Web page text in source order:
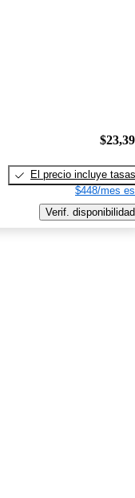
El precio incluye tasas
$448/mes
Verif. disponibilidad